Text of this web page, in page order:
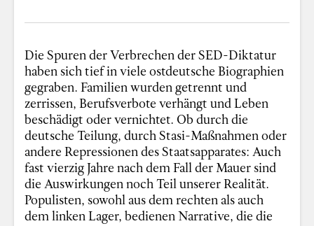
Die Spuren der Verbrechen der SED-Diktatur
haben sich tief in viele ostdeutsche Biographien
gegraben. Familien wurden getrennt und
zerrissen, Berufsverbote verhängt und Leben
beschädigt oder vernichtet. Ob durch die
deutsche Teilung, durch Stasi-Maßnahmen oder
andere Repressionen des Staatsapparates: Auch
fast vierzig Jahre nach dem Fall der Mauer sind
die Auswirkungen noch Teil unserer Realität.
Populisten, sowohl aus dem rechten als auch
dem linken Lager, bedienen Narrative, die die